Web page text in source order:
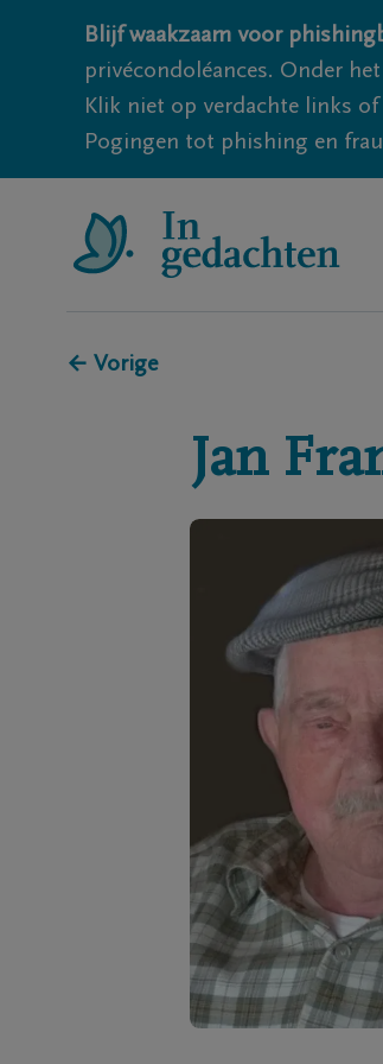
Blijf waakzaam voor
privécondoléances. Onder
Klik niet op verdachte links
Pogingen tot phishing en
← Vorige
Jan